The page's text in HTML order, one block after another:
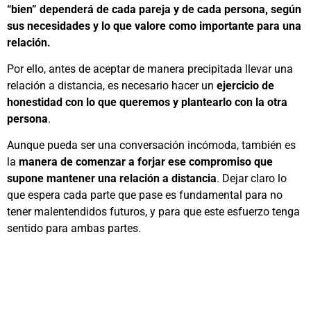
“bien” dependerá de cada pareja y de cada persona, según
sus necesidades y lo que valore como importante para una
relación.
Por ello, antes de aceptar de manera precipitada llevar una
relación a distancia, es necesario hacer un ejercicio de
honestidad con lo que queremos y plantearlo con la otra
persona.
Aunque pueda ser una conversación incómoda, también es
la manera de comenzar a forjar ese compromiso que
supone mantener una relación a distancia. Dejar claro lo
que espera cada parte que pase es fundamental para no
tener malentendidos futuros, y para que este esfuerzo tenga
sentido para ambas partes.